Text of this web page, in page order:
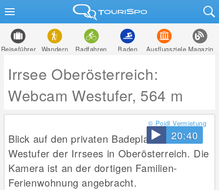
Reiseführer Wandern Radfahren Baden Ausflugsziele Magazin
Irrsee Oberösterreich:
Webcam Westufer, 564 m
20:40
© Poidl Vermietung
Blick auf den privaten Badeplatz Poidl am
Westufer der Irrsees in Oberösterreich. Die
Kamera ist an der dortigen Familien-
Ferienwohnung angebracht.